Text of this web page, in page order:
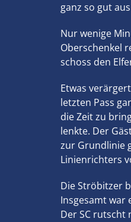
ganz so gut
Nur wenige
Oberschenkel
schoss den
Etwas
letzten Pass
die Zeit zu
lenkte. Der
zur Grundlinie
Linienrichters
Die Ströbitzer
Insgesamt war
Der SC rutscht